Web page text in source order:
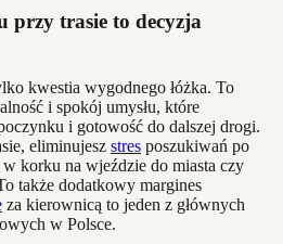
przy trasie to decyzja
kwestia wygodnego łóżka. To
i spokój umysłu, które
i gotowość do dalszej drogi.
eliminujesz stres poszukiwań po
korku na wjeździe do miasta czy
także dodatkowy margines
za kierownicą to jeden z głównych
w Polsce.